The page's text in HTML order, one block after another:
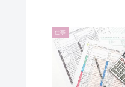
仕事